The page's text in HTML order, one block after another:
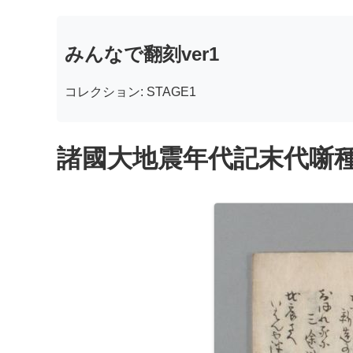
みんなで翻刻ver1
コレクション: STAGE1
諸國大地震年代記末代噺